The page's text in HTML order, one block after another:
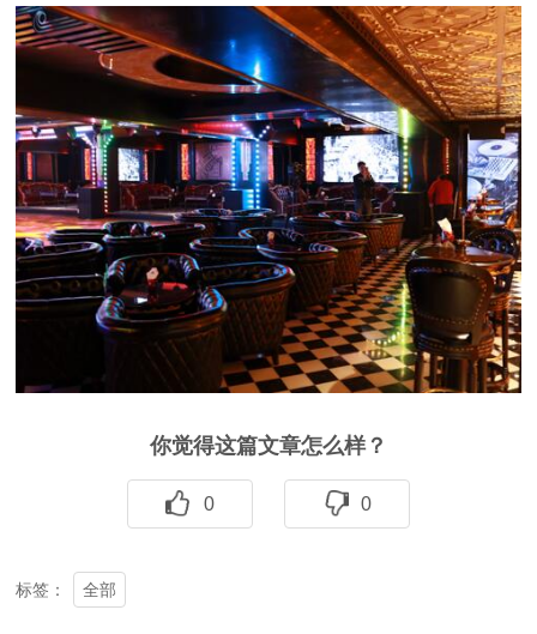
你觉得这篇文章怎么样？
0 0
标签： 全部